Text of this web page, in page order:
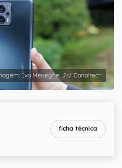
Ivo Meneghel Jr/ Canaltech
ficha técnica